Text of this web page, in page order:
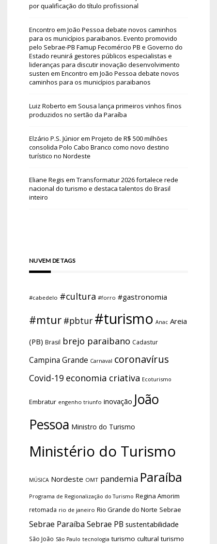
por qualificação do título profissional
Encontro em João Pessoa debate novos caminhos
para os municípios paraibanos. Evento promovido
pelo Sebrae-PB Famup Fecomércio PB e Governo do
Estado reunirá gestores públicos especialistas e
lideranças para discutir inovação desenvolvimento
susten em Encontro em João Pessoa debate novos
caminhos para os municípios paraibanos
Luiz Roberto em Sousa lança primeiros vinhos finos
produzidos no sertão da Paraíba
Elzário P.S. Júniorem Projeto de R$ 500 milhões
consolida Polo Cabo Branco como novo destino
turístico no Nordeste
Eliane Regis em Transformatur 2026 fortalece rede
nacional do turismo e destaca talentos do Brasil
inteiro
NUVEM DE TAGS
#cabedelo #cultura #forro #gastronomia
#mtur #pbtur #turismo Anac Areia
(PB) Brasil brejo paraibano Cadastur
Campina Grande Carnaval coronavírus
Covid-19 economia criativa Ecoturismo
Embratur engenho triunfo inovação João
Pessoa Ministro do Turismo
Ministério do Turismo
MÚSICA Nordeste OMT pandemia Paraíba
Programa de Regionalização do Turismo Regina Amorim
retomada rio de janeiro Rio Grande do Norte Sebrae
Sebrae Paraíba Sebrae PB sustentabilidade
São João São Paulo tecnologia turismo cultural turismo